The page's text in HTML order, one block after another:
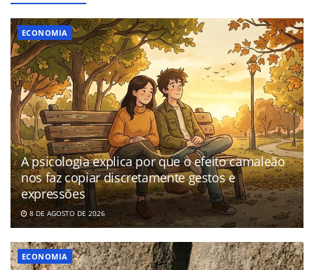
ECONOMIA
A psicologia explica por que o efeito camaleão
nos faz copiar discretamente gestos e
expressões
8 DE AGOSTO DE 2026
ECONOMIA